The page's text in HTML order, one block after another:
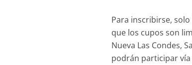
Para inscribirse,
que los cupos son
Nueva Las Condes,
podrán participar